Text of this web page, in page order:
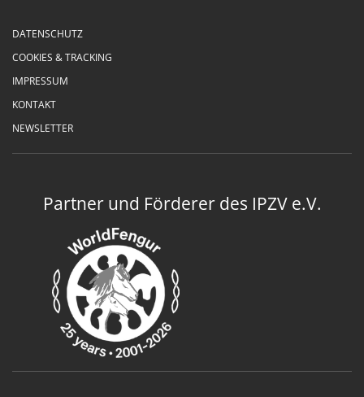
DATENSCHUTZ
COOKIES & TRACKING
IMPRESSUM
KONTAKT
NEWSLETTER
Partner und Förderer des IPZV e.V.